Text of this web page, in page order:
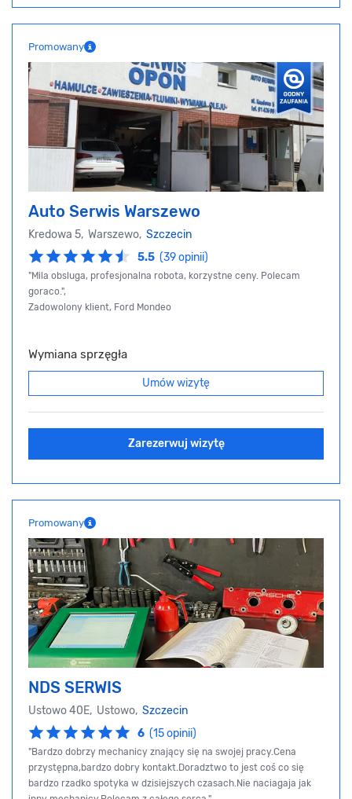
Promowany
Auto Serwis Warszewo
Kredowa 5, Warszewo, Szczecin
5.5 (39 opinii)
"Mila obsluga, profesjonalna robota, korzystne ceny. Polecam
goraco.",
Zadowolony klient, Ford Mondeo
Wymiana sprzęgła
Umów wizytę
Zarezerwuj wizytę
Promowany
NDS SERWIS
Ustowo 40E, Ustowo, Szczecin
6 (15 opinii)
"Bardzo dobrzy mechanicy znający się na swojej pracy.Cena
przystępna,bardzo dobry kontakt.Doradztwo to jest coś co się
bardzo rzadko spotyka w dzisiejszych czasach.Nie naciagaja jak